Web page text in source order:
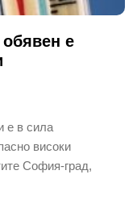
е
е в сила
високи
София-град,